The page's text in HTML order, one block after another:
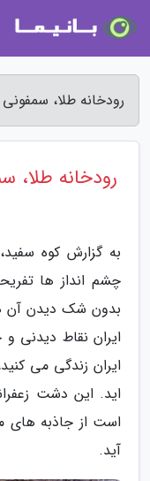
رودخانه طلا،
رودخانه طلا،
به گزارش کوه
چشم انداز ها
بدون شک دیدن آن
ایران نقاط دیدنی
ایران زندگی می
اید. این دشت
است از جاذبه های
آید.